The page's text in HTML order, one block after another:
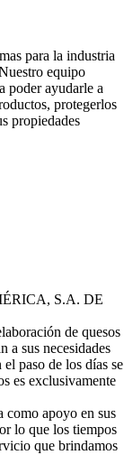
para la industria
equipo
poder ayudarle a
protegerlos
propiedades
S.A. DE
de quesos
a sus necesidades
paso de los días se
es exclusivamente
como apoyo en sus
lo que los tiempos
que brindamos